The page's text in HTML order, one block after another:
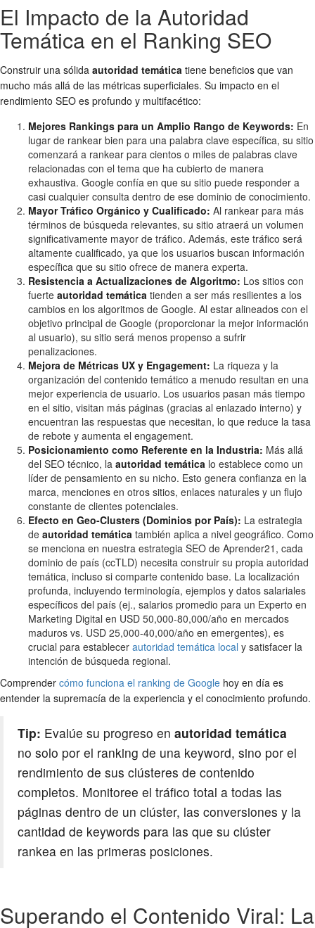
El Impacto de la Autoridad
Temática en el Ranking SEO
Construir una sólida autoridad temática tiene beneficios que van
mucho más allá de las métricas superficiales. Su impacto en el
rendimiento SEO es profundo y multifacético:
Mejores Rankings para un Amplio Rango de Keywords: En
lugar de rankear bien para una palabra clave específica, su sitio
comenzará a rankear para cientos o miles de palabras clave
relacionadas con el tema que ha cubierto de manera
exhaustiva. Google confía en que su sitio puede responder a
casi cualquier consulta dentro de ese dominio de conocimiento.
Mayor Tráfico Orgánico y Cualificado: Al rankear para más
términos de búsqueda relevantes, su sitio atraerá un volumen
significativamente mayor de tráfico. Además, este tráfico será
altamente cualificado, ya que los usuarios buscan información
específica que su sitio ofrece de manera experta.
Resistencia a Actualizaciones de Algoritmo: Los sitios con
fuerte autoridad temática tienden a ser más resilientes a los
cambios en los algoritmos de Google. Al estar alineados con el
objetivo principal de Google (proporcionar la mejor información
al usuario), su sitio será menos propenso a sufrir
penalizaciones.
Mejora de Métricas UX y Engagement: La riqueza y la
organización del contenido temático a menudo resultan en una
mejor experiencia de usuario. Los usuarios pasan más tiempo
en el sitio, visitan más páginas (gracias al enlazado interno) y
encuentran las respuestas que necesitan, lo que reduce la tasa
de rebote y aumenta el engagement.
Posicionamiento como Referente en la Industria: Más allá
del SEO técnico, la autoridad temática lo establece como un
líder de pensamiento en su nicho. Esto genera confianza en la
marca, menciones en otros sitios, enlaces naturales y un flujo
constante de clientes potenciales.
Efecto en Geo-Clusters (Dominios por País): La estrategia
de autoridad temática también aplica a nivel geográfico. Como
se menciona en nuestra estrategia SEO de Aprender21, cada
dominio de país (ccTLD) necesita construir su propia autoridad
temática, incluso si comparte contenido base. La localización
profunda, incluyendo terminología, ejemplos y datos salariales
específicos del país (ej., salarios promedio para un Experto en
Marketing Digital en USD 50,000-80,000/año en mercados
maduros vs. USD 25,000-40,000/año en emergentes), es
crucial para establecer autoridad temática local y satisfacer la
intención de búsqueda regional.
Comprender cómo funciona el ranking de Google hoy en día es
entender la supremacía de la experiencia y el conocimiento profundo.
Tip: Evalúe su progreso en autoridad temática
no solo por el ranking de una keyword, sino por el
rendimiento de sus clústeres de contenido
completos. Monitoree el tráfico total a todas las
páginas dentro de un clúster, las conversiones y la
cantidad de keywords para las que su clúster
rankea en las primeras posiciones.
Superando el Contenido Viral: La